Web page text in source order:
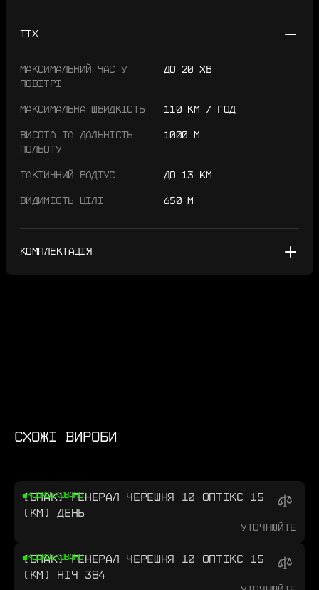
ТТХ
МАКСИМАЛЬНИЙ ЧАС У
ПОВІТРІ
ДО 20 ХВ
МАКСИМАЛЬНА ШВИДКІСТЬ 110 КМ / ГОД
ВИСОТА ТА ДАЛЬНІСТЬ
ПОЛЬОТУ
1000 М
ТАКТИЧНИЙ РАДІУС ДО 13 КМ
ВИДИМІСТЬ ЦІЛІ 650 М
КОМПЛЕКТАЦІЯ
СХОЖІ ВИРОБИ
[БПАК] ГЕНЕРАЛ ЧЕРЕШНЯ 10 ОПТІКС 15
(КМ) ДЕНЬ
Уточнюйте
КОДИФІКОВАНО
[БПАК] ГЕНЕРАЛ ЧЕРЕШНЯ 10 ОПТІКС 15
(КМ) НІЧ 384
КОДИФІКОВАНО